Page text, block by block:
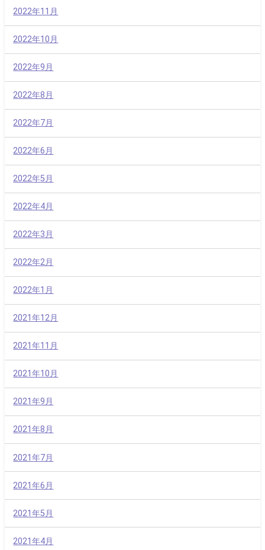
2022年11月
2022年10月
2022年9月
2022年8月
2022年7月
2022年6月
2022年5月
2022年4月
2022年3月
2022年2月
2022年1月
2021年12月
2021年11月
2021年10月
2021年9月
2021年8月
2021年7月
2021年6月
2021年5月
2021年4月